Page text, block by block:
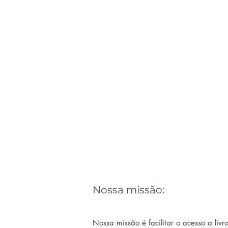
Nossa missão:
Nossa missão é facilitar o acesso a